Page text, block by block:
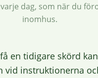
dag, som när du
inomhus.
en tidigare skörd
vid instruktionerna